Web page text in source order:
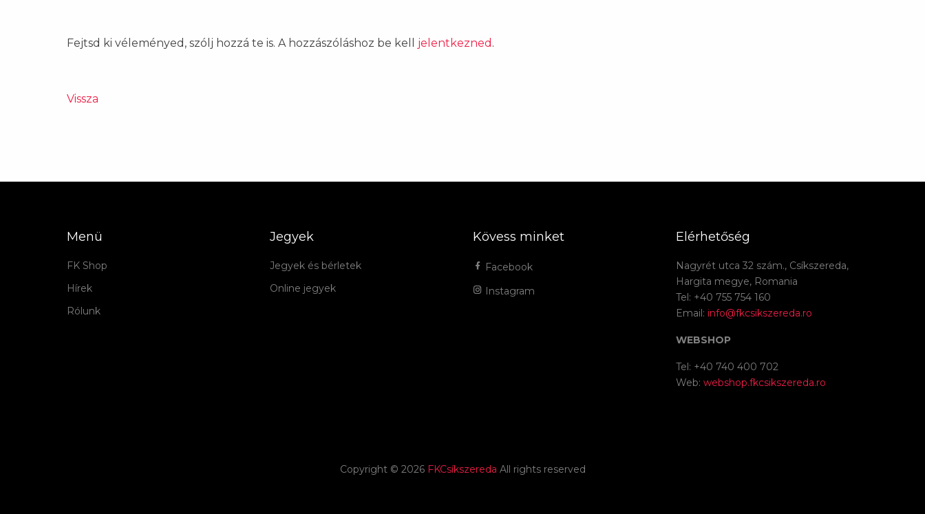
Fejtsd ki véleményed, szólj hozzá te is. A hozzászóláshoz be kell jelentkezned .
Vissza
Menü
FK Shop
Hírek
Rólunk
Jegyek
Jegyek és bérletek
Online jegyek
Kövess minket
Facebook
Instagram
Elérhetőség
Nagyrét utca 32 szám., Csíkszereda,
Hargita megye, Romania
Tel: +40 755 754 160
Email: info@fkcsikszereda.ro
WEBSHOP
Tel: +40 740 400 702
Web: webshop.fkcsikszereda.ro
Copyright © 2026 FKCsíkszereda All rights reserved